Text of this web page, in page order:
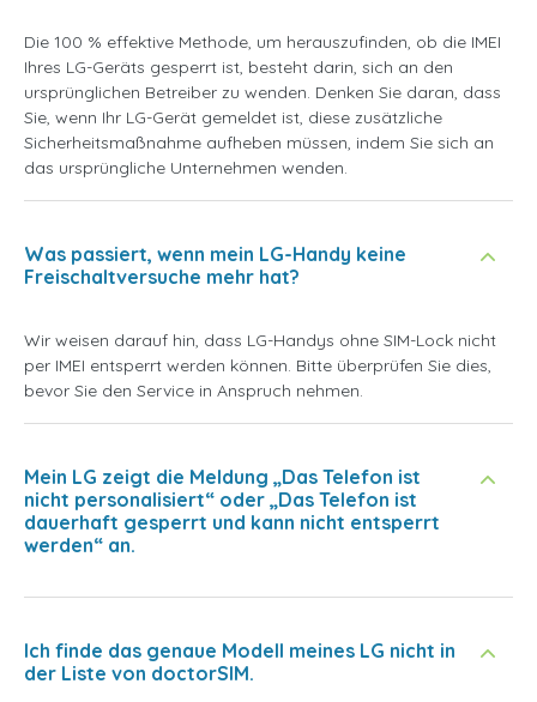
Die 100 % effektive Methode, um herauszufinden, ob die IMEI
Ihres LG-Geräts gesperrt ist, besteht darin, sich an den
ursprünglichen Betreiber zu wenden. Denken Sie daran, dass
Sie, wenn Ihr LG-Gerät gemeldet ist, diese zusätzliche
Sicherheitsmaßnahme aufheben müssen, indem Sie sich an
das ursprüngliche Unternehmen wenden.
Was passiert, wenn mein LG-Handy keine
Freischaltversuche mehr hat?
Wir weisen darauf hin, dass LG-Handys ohne SIM-Lock nicht
per IMEI entsperrt werden können. Bitte überprüfen Sie dies,
bevor Sie den Service in Anspruch nehmen.
Mein LG zeigt die Meldung „Das Telefon ist
nicht personalisiert“ oder „Das Telefon ist
dauerhaft gesperrt und kann nicht entsperrt
werden“ an.
Ich finde das genaue Modell meines LG nicht in
der Liste von doctorSIM.